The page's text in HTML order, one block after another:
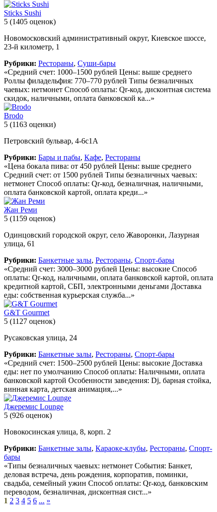
Sticks Sushi
5 (1405 оценок)
Новомосковский административный округ, Киевское шоссе,
23-й километр, 1
Рубрики: Рестораны, Суши-бары
«Средний счет: 1000–1500 рублей Цены: выше среднего
Роллы филадельфия: 770–770 рублей Типы безналичных
чаевых: нетмонет Способ оплаты: Qr-код, дисконтная система
скидок, наличными, оплата банковской ка...»
Brodo
5 (1163 оценки)
Петровский бульвар, 4-6с1А
Рубрики: Бары и пабы, Кафе, Рестораны
«Цена бокала пива: от 450 рублей Цены: выше среднего
Средний счет: от 1500 рублей Типы безналичных чаевых:
нетмонет Способ оплаты: Qr-код, безналичная, наличными,
оплата банковской картой, оплата креди...»
Жан Реми
5 (1159 оценок)
Одинцовский городской округ, село Жаворонки, Лазурная
улица, 61
Рубрики: Банкетные залы, Рестораны, Спорт-бары
«Средний счет: 3000–3000 рублей Цены: высокие Способ
оплаты: Qr-код, наличными, оплата банковской картой, оплата
кредитной картой, СБП, электронными деньгами Доставка
еды: собственная курьерская служба...»
G&T Gourmet
5 (1127 оценок)
Русаковская улица, 24
Рубрики: Банкетные залы, Рестораны, Спорт-бары
«Средний счет: 1500–2500 рублей Цены: высокие Доставка
еды: нет по умолчанию Способ оплаты: Наличными, оплата
банковской картой Особенности заведения: Dj, барная стойка,
винная карта, детская анимация,...»
Джеремис Lounge
5 (926 оценок)
Новокосинская улица, 8, корп. 2
Рубрики: Банкетные залы, Караоке-клубы, Рестораны, Спорт-
бары
«Типы безналичных чаевых: нетмонет События: Банкет,
деловая встреча, день рождения, корпоратив, поминки,
свадьба, семейный ужин Способ оплаты: Qr-код, банковским
переводом, безналичная, дисконтная сист...»
1 2 3 4 5 6 ... »